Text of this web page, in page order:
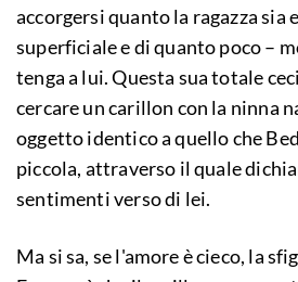
accorgersi quanto la ragazza sia
superficiale e di quanto poco –
tenga a lui. Questa sua totale
cercare un carillon con la ninna
oggetto identico a quello che
piccola, attraverso il quale
sentimenti verso di lei.
Ma si sa, se l'amore è cieco, la